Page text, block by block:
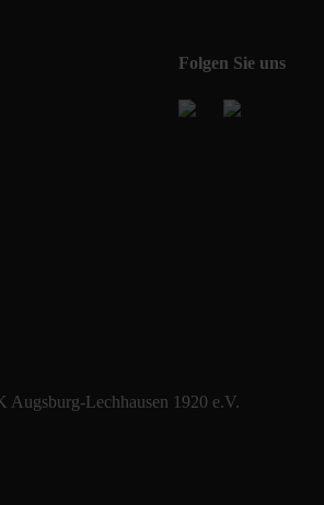
Folgen Sie uns
Augsburg-Lechhausen 1920 e.V.